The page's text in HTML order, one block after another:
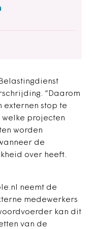
“Daarom
stop te
welke projecten
worden
de
over heeft.
neemt de
medewerkers
kan dit
van de